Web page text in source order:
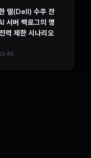
델(Dell) 수주 잔
서버 백로그의 명
력 제한 시나리오